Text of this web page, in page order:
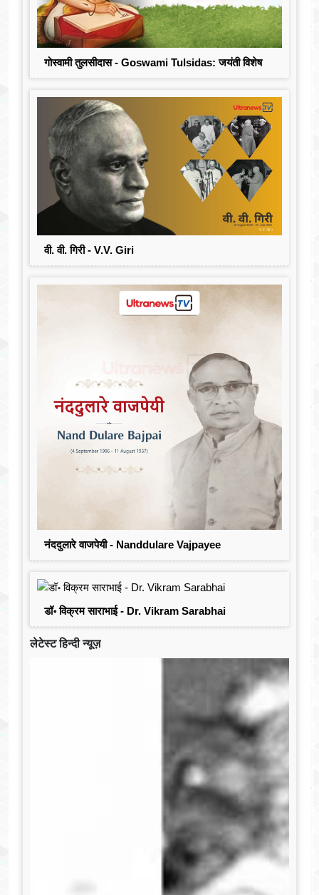
गोस्वामी तुलसीदास - Goswami Tulsidas: जयंती विशेष
वी. वी. गिरी - V.V. Giri
नंददुलारे वाजपेयी - Nanddulare Vajpayee
डॉ॰ विक्रम साराभाई - Dr. Vikram Sarabhai
लेटेस्ट हिन्दी न्यूज़